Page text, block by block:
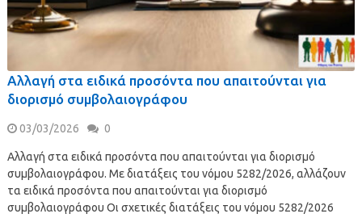
Αλλαγή στα ειδικά προσόντα που απαιτούνται για
διορισμό συμβολαιογράφου
03/03/2026 0
Αλλαγή στα ειδικά προσόντα που απαιτούνται για διορισμό
συμβολαιογράφου. Με διατάξεις του νόμου 5282/2026, αλλάζουν
τα ειδικά προσόντα που απαιτούνται για διορισμό
συμβολαιογράφου Οι σχετικές διατάξεις του νόμου 5282/2026